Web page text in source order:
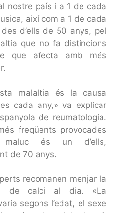
nostre país i a 1 de cada
així com a 1 de cada
d’ells de 50 anys, pel
que no fa distincions
que afecta amb més
malaltia és la causa
cada any,» va explicar
de reumatologia.
freqüents provocades
maluc és un d’ells,
de 70 anys.
recomanen menjar la
de calci al dia. «La
segons l’edat, el sexe